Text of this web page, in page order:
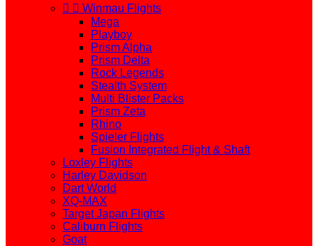
  Winmau Flights
Mega
Playboy
Prism Alpha
Prism Delta
Rock Legends
Stealth System
Multi Blister Packs
Prism Zeta
Rhino
Spieler Flights
Fusion Integrated Flight & Shaft
Loxley Flights
Harley Davidson
Dart World
XQ-MAX
Target Japan Flights
Caliburn Flights
Goat